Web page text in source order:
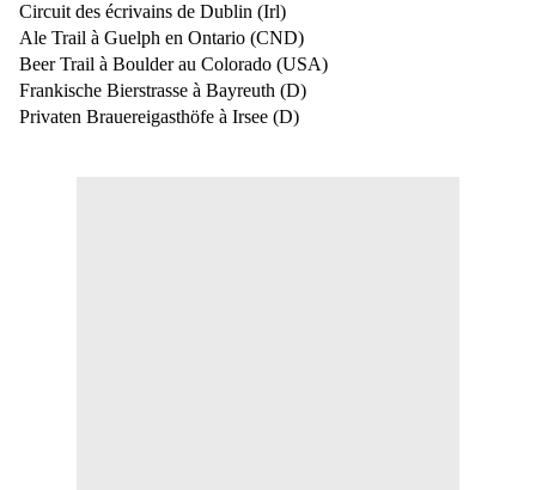
Circuit des écrivains de Dublin (Irl)
Ale Trail à Guelph en Ontario (CND)
Beer Trail à Boulder au Colorado (USA)
Frankische Bierstrasse à Bayreuth (D)
Privaten Brauereigasthöfe à Irsee (D)